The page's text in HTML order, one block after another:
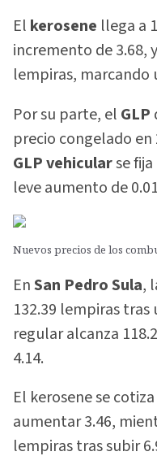
El kerosene llega a
incremento de 3.68,
lempiras, marcando
Por su parte, el GLP
precio congelado
GLP vehicularse
leve aumento de
Nuevos precios de los
EnSan Pedro Sula,
132.39 lempiras tras
regular alcanza
4.14.
El kerosene se
aumentar 3.46,
lempiras tras subir